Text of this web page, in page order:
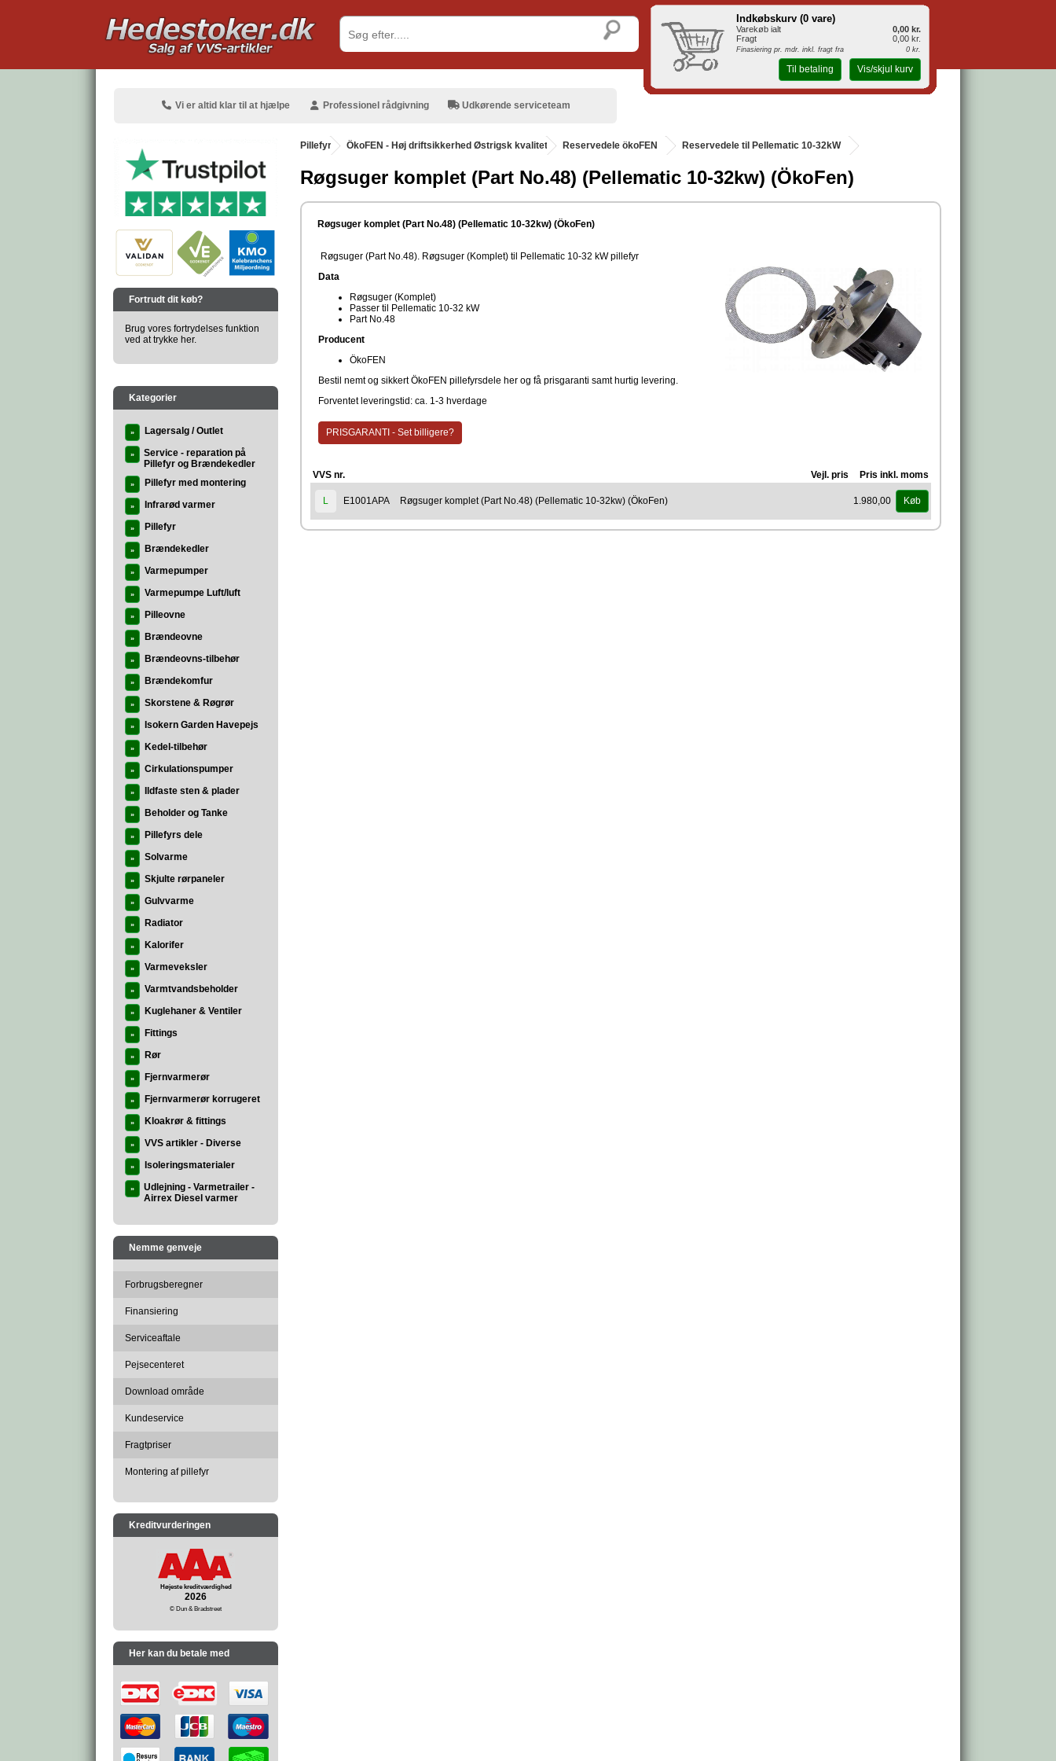
Vi er altid klar til at hjælpe Professionel rådgivning Udkørende serviceteam
Fortrudt dit køb?
Brug vores fortrydelses funktion
ved at trykke her.
Kategorier
» Lagersalg / Outlet
»
Service - reparation på
Pillefyr og Brændekedler
» Pillefyr med montering
» Infrarød varmer
» Pillefyr
» Brændekedler
» Varmepumper
» Varmepumpe Luft/luft
» Pilleovne
» Brændeovne
» Brændeovns-tilbehør
» Brændekomfur
» Skorstene & Røgrør
» Isokern Garden Havepejs
» Kedel-tilbehør
» Cirkulationspumper
» Ildfaste sten & plader
» Beholder og Tanke
» Pillefyrs dele
» Solvarme
» Skjulte rørpaneler
» Gulvvarme
» Radiator
» Kalorifer
» Varmeveksler
» Varmtvandsbeholder
» Kuglehaner & Ventiler
» Fittings
» Rør
» Fjernvarmerør
» Fjernvarmerør korrugeret
» Kloakrør & fittings
» VVS artikler - Diverse
» Isoleringsmaterialer
»
Udlejning - Varmetrailer -
Airrex Diesel varmer
Nemme genveje
Forbrugsberegner
Finansiering
Serviceaftale
Pejsecenteret
Download område
Kundeservice
Fragtpriser
Montering af pillefyr
Kreditvurderingen
Højeste kreditværdighed
2026
© Dun & Bradstreet
Her kan du betale med
Pillefyr . ÖkoFEN - Høj driftsikkerhed Østrigsk kvalitet . Reservedele ökoFEN Reservedele til Pellematic 10-32kW
Røgsuger komplet (Part No.48) (Pellematic 10-32kw) (ÖkoFen)
Røgsuger komplet (Part No.48) (Pellematic 10-32kw) (ÖkoFen)
Røgsuger (Part No.48). Røgsuger (Komplet) til Pellematic 10-32 kW pillefyr
Data
Røgsuger (Komplet)
Passer til Pellematic 10-32 kW
Part No.48
Producent
ÖkoFEN
Bestil nemt og sikkert ÖkoFEN pillefyrsdele her og få prisgaranti samt hurtig levering.
Forventet leveringstid: ca. 1-3 hverdage
PRISGARANTI - Set billigere?
VVS nr. Vejl. pris Pris inkl. moms
L E1001APA Røgsuger komplet (Part No.48) (Pellematic 10-32kw) (ÖkoFen) 1.980,00 Køb
Indkøbskurv (0 vare)
Varekøb ialt
0,00 kr.
Fragt
0,00 kr.
Finasiering pr. mdr. inkl. fragt fra 0 kr.
Til betaling Vis/skjul kurv